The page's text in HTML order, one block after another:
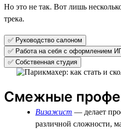
Но это не так. Вот лишь
трека.
✅ Руководство салоном
✅ Работа на себя с оформлением
✅ Собственная студия
Смежные
Визажист — делает
различной сложности,